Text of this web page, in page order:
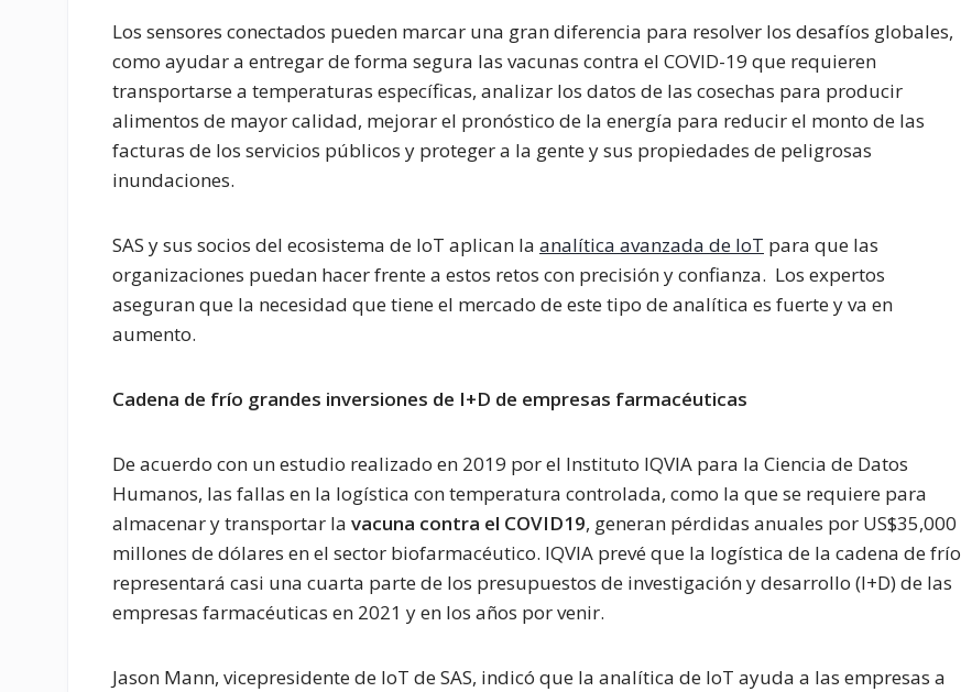
Los sensores conectados pueden marcar una gran diferencia para resolver los desafíos globales,
como ayudar a entregar de forma segura las vacunas contra el COVID-19 que requieren
transportarse a temperaturas específicas, analizar los datos de las cosechas para producir
alimentos de mayor calidad, mejorar el pronóstico de la energía para reducir el monto de las
facturas de los servicios públicos y proteger a la gente y sus propiedades de peligrosas
inundaciones.
SAS y sus socios del ecosistema de IoT aplican la analítica avanzada de IoT para que las
organizaciones puedan hacer frente a estos retos con precisión y confianza. Los expertos
aseguran que la necesidad que tiene el mercado de este tipo de analítica es fuerte y va en
aumento.
Cadena de frío grandes inversiones de I+D de empresas farmacéuticas
De acuerdo con un estudio realizado en 2019 por el Instituto IQVIA para la Ciencia de Datos
Humanos, las fallas en la logística con temperatura controlada, como la que se requiere para
almacenar y transportar la vacuna contra el COVID19, generan pérdidas anuales por US$35,000
millones de dólares en el sector biofarmacéutico. IQVIA prevé que la logística de la cadena de frío
representará casi una cuarta parte de los presupuestos de investigación y desarrollo (I+D) de las
empresas farmacéuticas en 2021 y en los años por venir.
Jason Mann, vicepresidente de IoT de SAS, indicó que la analítica de IoT ayuda a las empresas a